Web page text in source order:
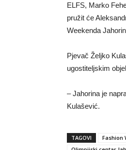
ELFS, Marko
pružit će
Weekenda
Pjevač Željko
ugostiteljskim
– Jahorina je
Kulašević.
TAGOVI Fashion